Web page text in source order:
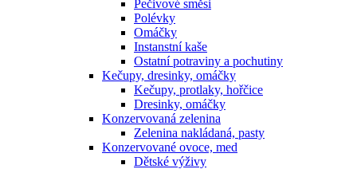
Pečivové směsi
Polévky
Omáčky
Instanstní kaše
Ostatní potraviny a pochutiny
Kečupy, dresinky, omáčky
Kečupy, protlaky, hořčice
Dresinky, omáčky
Konzervovaná zelenina
Zelenina nakládaná, pasty
Konzervované ovoce, med
Dětské výživy